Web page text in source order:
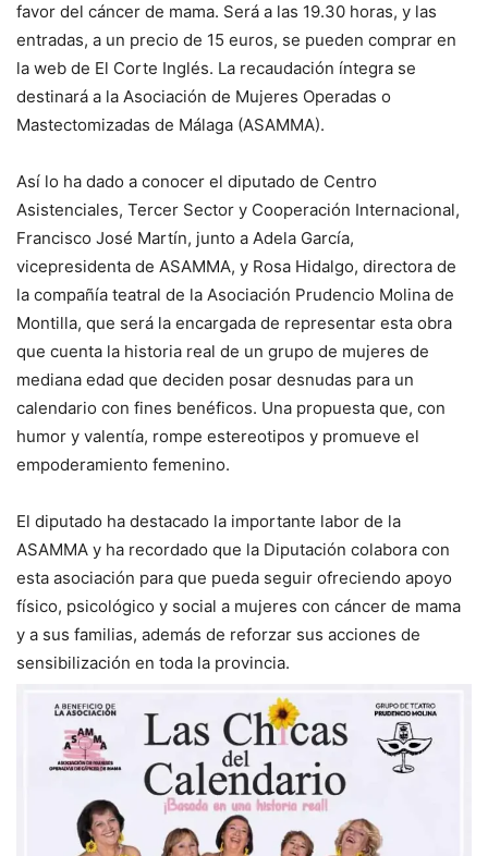
favor del cáncer de mama. Será a las 19.30 horas, y las
entradas, a un precio de 15 euros, se pueden comprar en
la web de El Corte Inglés. La recaudación íntegra se
destinará a la Asociación de Mujeres Operadas o
Mastectomizadas de Málaga (ASAMMA).
Así lo ha dado a conocer el diputado de Centro
Asistenciales, Tercer Sector y Cooperación Internacional,
Francisco José Martín, junto a Adela García,
vicepresidenta de ASAMMA, y Rosa Hidalgo, directora de
la compañía teatral de la Asociación Prudencio Molina de
Montilla, que será la encargada de representar esta obra
que cuenta la historia real de un grupo de mujeres de
mediana edad que deciden posar desnudas para un
calendario con fines benéficos. Una propuesta que, con
humor y valentía, rompe estereotipos y promueve el
empoderamiento femenino.
El diputado ha destacado la importante labor de la
ASAMMA y ha recordado que la Diputación colabora con
esta asociación para que pueda seguir ofreciendo apoyo
físico, psicológico y social a mujeres con cáncer de mama
y a sus familias, además de reforzar sus acciones de
sensibilización en toda la provincia.